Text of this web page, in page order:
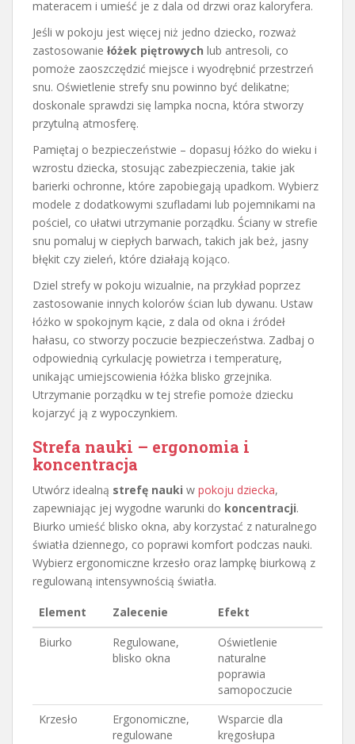
materacem i umieść je z dala od drzwi oraz kaloryfera.
Jeśli w pokoju jest więcej niż jedno dziecko, rozważ
zastosowanie łóżek piętrowych lub antresoli, co
pomoże zaoszczędzić miejsce i wyodrębnić przestrzeń
snu. Oświetlenie strefy snu powinno być delikatne;
doskonale sprawdzi się lampka nocna, która stworzy
przytulną atmosferę.
Pamiętaj o bezpieczeństwie – dopasuj łóżko do wieku i
wzrostu dziecka, stosując zabezpieczenia, takie jak
barierki ochronne, które zapobiegają upadkom. Wybierz
modele z dodatkowymi szufladami lub pojemnikami na
pościel, co ułatwi utrzymanie porządku. Ściany w strefie
snu pomaluj w ciepłych barwach, takich jak beż, jasny
błękit czy zieleń, które działają kojąco.
Dziel strefy w pokoju wizualnie, na przykład poprzez
zastosowanie innych kolorów ścian lub dywanu. Ustaw
łóżko w spokojnym kącie, z dala od okna i źródeł
hałasu, co stworzy poczucie bezpieczeństwa. Zadbaj o
odpowiednią cyrkulację powietrza i temperaturę,
unikając umiejscowienia łóżka blisko grzejnika.
Utrzymanie porządku w tej strefie pomoże dziecku
kojarzyć ją z wypoczynkiem.
Strefa nauki – ergonomia i
koncentracja
Utwórz idealną strefę nauki w pokoju dziecka,
zapewniając jej wygodne warunki do koncentracji.
Biurko umieść blisko okna, aby korzystać z naturalnego
światła dziennego, co poprawi komfort podczas nauki.
Wybierz ergonomiczne krzesło oraz lampkę biurkową z
regulowaną intensywnością światła.
Element Zalecenie
Efekt
Biurko
Regulowane,
blisko okna
Oświetlenie
naturalne
poprawia
samopoczucie
Krzesło
Ergonomiczne,
regulowane
Wsparcie dla
kręgosłupa